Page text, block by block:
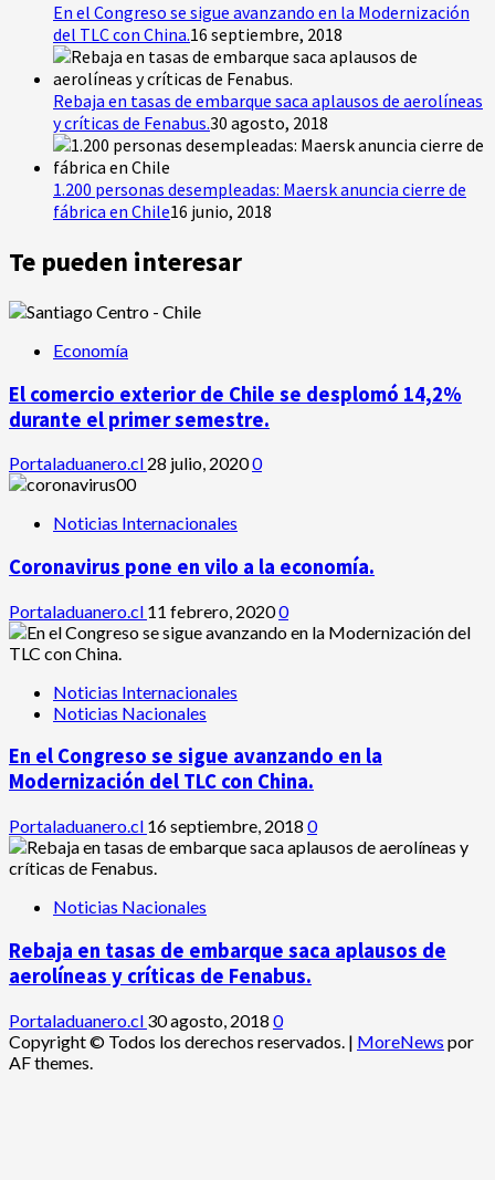
En el Congreso se sigue avanzando en la Modernización
del TLC con China.16 septiembre, 2018
Rebaja en tasas de embarque saca aplausos de aerolíneas
y críticas de Fenabus.30 agosto, 2018
1.200 personas desempleadas: Maersk anuncia cierre de
fábrica en Chile16 junio, 2018
Te pueden interesar
Economía
El comercio exterior de Chile se desplomó 14,2%
durante el primer semestre.
Portaladuanero.cl 28 julio, 20200
Noticias Internacionales
Coronavirus pone en vilo a la economía.
Portaladuanero.cl 11 febrero, 20200
Noticias Internacionales
Noticias Nacionales
En el Congreso se sigue avanzando en la
Modernización del TLC con China.
Portaladuanero.cl 16 septiembre, 2018 0
Noticias Nacionales
Rebaja en tasas de embarque saca aplausos de
aerolíneas y críticas de Fenabus.
Portaladuanero.cl 30 agosto, 2018 0
Copyright © Todos los derechos reservados. | MoreNews por
AF themes.